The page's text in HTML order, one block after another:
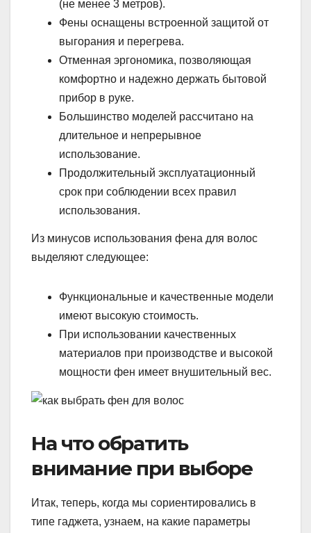
(не менее 3 метров).
Фены оснащены встроенной защитой от
выгорания и перегрева.
Отменная эргономика, позволяющая
комфортно и надежно держать бытовой
прибор в руке.
Большинство моделей рассчитано на
длительное и непрерывное
использование.
Продолжительный эксплуатационный
срок при соблюдении всех правил
использования.
Из минусов использования фена для волос
выделяют следующее:
Функциональные и качественные модели
имеют высокую стоимость.
При использовании качественных
материалов при производстве и высокой
мощности фен имеет внушительный вес.
На что обратить
внимание при выборе
Итак, теперь, когда мы сориентировались в
типе гаджета, узнаем, на какие параметры